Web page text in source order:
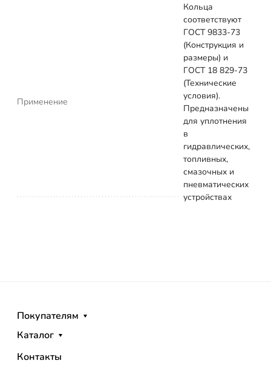
Применение
Кольца
соответствуют
ГОСТ 9833-73
(Конструкция и
размеры) и
ГОСТ 18 829-73
(Технические
условия).
Предназначены
для уплотнения
в
гидравлических,
топливных,
смазочных и
пневматических
устройствах
Покупателям
Каталог
Контакты